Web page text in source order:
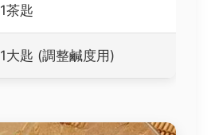
1茶匙
1大匙 (調整鹹度用)